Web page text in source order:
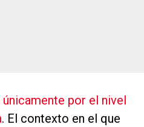
por el nivel
. El contexto en el que